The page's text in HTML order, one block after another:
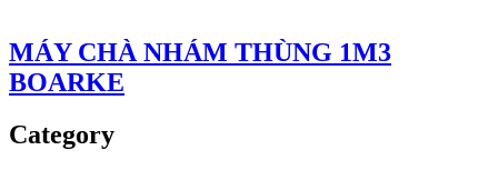
MÁY CHÀ NHÁM THÙNG 1M3
BOARKE
Category